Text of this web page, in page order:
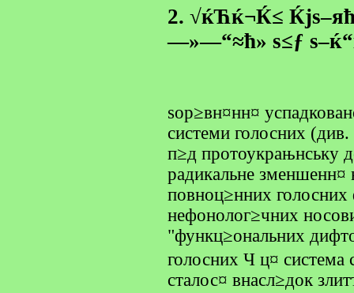
2. √ќЋќ¬Ќ≤
—»—“≈ћ» ѕ≤ƒ
ѕор≥вн¤нн¤
системи голосних
п≥д протоукрањнську
радикальне
повноц≥нних
нефонолог≥чних
"функц≥ональних
голосних Ч ц¤ система
сталос¤ внасл≥док